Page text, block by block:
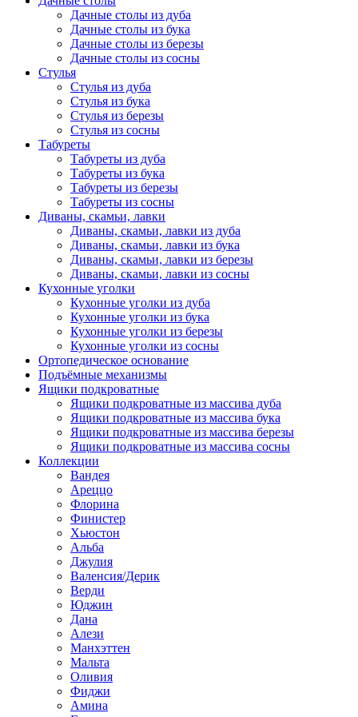
Дачные столы из дуба
Дачные столы из бука
Дачные столы из березы
Дачные столы из сосны
Стулья
Стулья из дуба
Стулья из бука
Стулья из березы
Стулья из сосны
Табуреты
Табуреты из дуба
Табуреты из бука
Табуреты из березы
Табуреты из сосны
Диваны, скамьи, лавки
Диваны, скамьи, лавки из дуба
Диваны, скамьи, лавки из бука
Диваны, скамьи, лавки из березы
Диваны, скамьи, лавки из сосны
Кухонные уголки
Кухонные уголки из дуба
Кухонные уголки из бука
Кухонные уголки из березы
Кухонные уголки из сосны
Ортопедическое основание
Подъёмные механизмы
Ящики подкроватные
Ящики подкроватные из массива дуба
Ящики подкроватные из массива бука
Ящики подкроватные из массива березы
Ящики подкроватные из массива сосны
Коллекции
Вандея
Ареццо
Флорина
Финистер
Хьюстон
Альба
Джулия
Валенсия/Дерик
Верди
Юджин
Дана
Алези
Манхэттен
Мальта
Оливия
Фиджи
Амина